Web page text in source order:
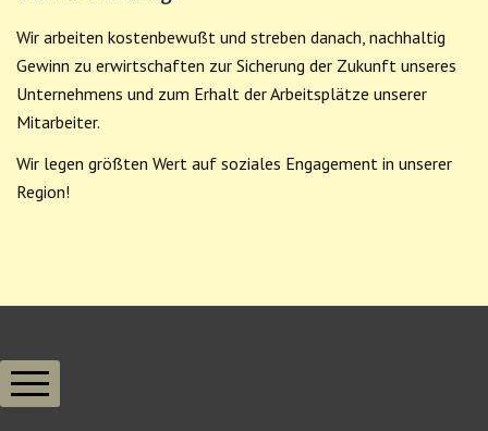
Wir arbeiten kostenbewußt und streben danach, nachhaltig
Gewinn zu erwirtschaften zur Sicherung der Zukunft unseres
Unternehmens und zum Erhalt der Arbeitsplätze unserer
Mitarbeiter.
Wir legen größten Wert auf soziales Engagement in unserer
Region!